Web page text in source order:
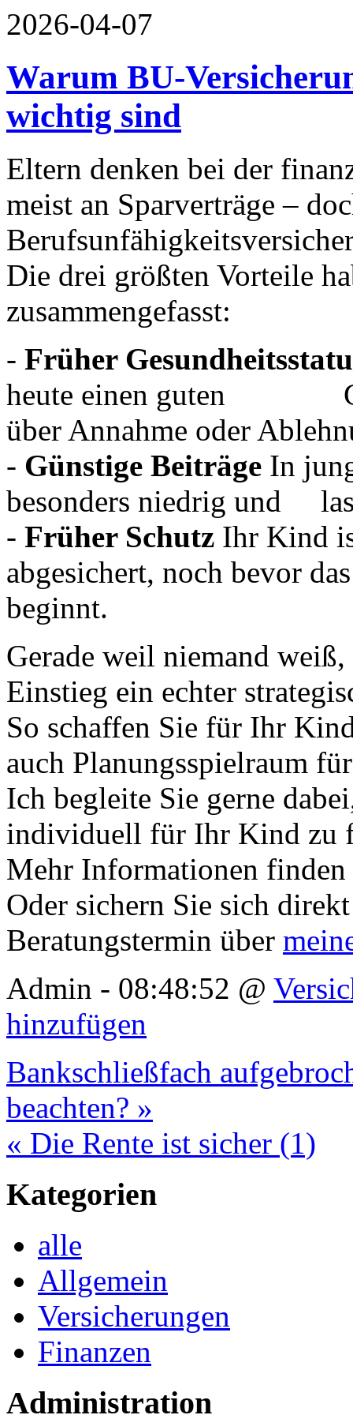
2026-04-07
Warum BU-
wichtig sind
Eltern denken bei der
meist an Sparverträge –
Die drei größten Vorteile
zusammengefasst:
- Früher
heute einen guten
über Annahme oder
- Günstige Beiträge In
besonders niedrig und
- Früher Schutz Ihr Kind
abgesichert, noch bevor
beginnt.
Gerade weil niemand
Einstieg ein echter
So schaffen Sie für Ihr
auch Planungsspielraum
Ich begleite Sie gerne
individuell für Ihr Kind zu
Mehr Informationen
Oder sichern Sie sich
Beratungstermin über
Admin - 08:48:52 @
hinzufügen
Bankschließfach
beachten? »
« Die Rente ist sicher (1)
Kategorien
alle
Allgemein
Versicherungen
Finanzen
Administration